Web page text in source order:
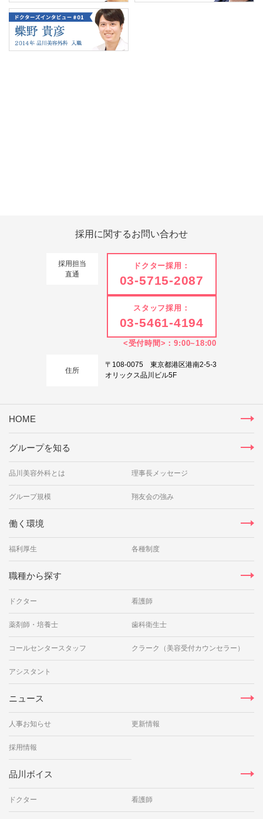
採用に関するお問い合わせ
採用担当
直通
ドクター採用：
03-5715-2087
スタッフ採用：
03-5461-4194
<受付時間>：9:00~18:00
住所
〒108-0075 東京都港区港南2-5-3
オリックス品川ビル5F
HOME
グループを知る
品川美容外科とは 理事長メッセージ
グループ規模 翔友会の強み
働く環境
福利厚生 各種制度
職種から探す
ドクター 看護師
薬剤師・培養士 歯科衛生士
コールセンタースタッフ クラーク（美容受付カウンセラー）
アシスタント
ニュース
人事お知らせ 更新情報
採用情報
品川ボイス
ドクター 看護師